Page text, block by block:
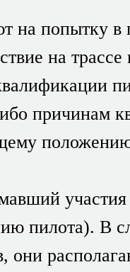
на попытку в
на трассе
причинам
пилота). В
они